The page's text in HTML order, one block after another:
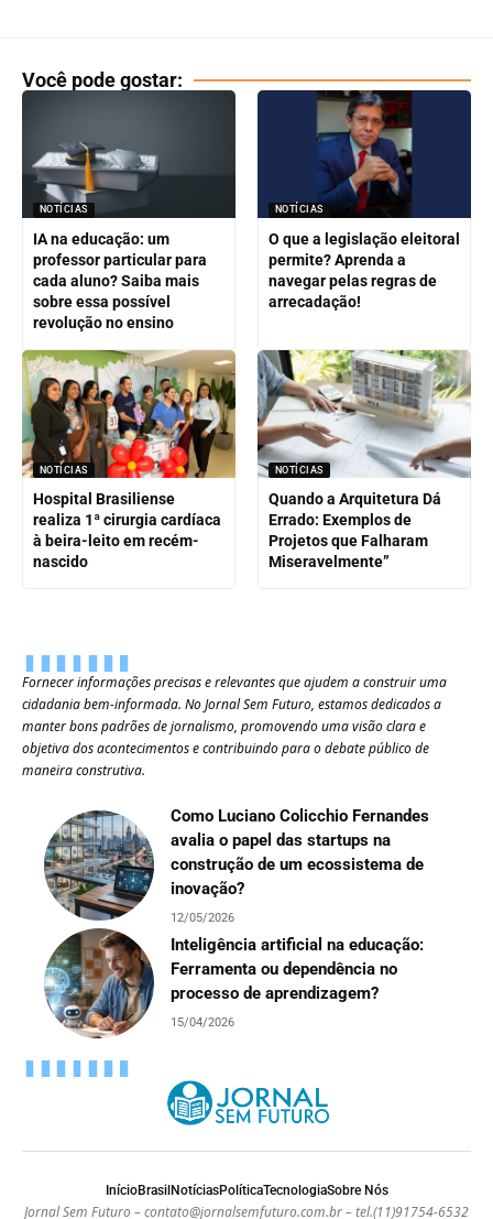
Você pode gostar:
NOTÍCIAS
IA na educação: um
professor particular para
cada aluno? Saiba mais
sobre essa possível
revolução no ensino
NOTÍCIAS
O que a legislação eleitoral
permite? Aprenda a
navegar pelas regras de
arrecadação!
NOTÍCIAS
Hospital Brasiliense
realiza 1ª cirurgia cardíaca
à beira-leito em recém-
nascido
NOTÍCIAS
Quando a Arquitetura Dá
Errado: Exemplos de
Projetos que Falharam
Miseravelmente”
Fornecer informações precisas e relevantes que ajudem a construir uma
cidadania bem-informada. No Jornal Sem Futuro, estamos dedicados a
manter bons padrões de jornalismo, promovendo uma visão clara e
objetiva dos acontecimentos e contribuindo para o debate público de
maneira construtiva.
Como Luciano Colicchio Fernandes
avalia o papel das startups na
construção de um ecossistema de
inovação?
12/05/2026
Inteligência artificial na educação:
Ferramenta ou dependência no
processo de aprendizagem?
15/04/2026
InícioBrasil NotíciasPolíticaTecnologiaSobre Nós
Jornal Sem Futuro –contato@jornalsemfuturo.com.br– tel.(11)91754-6532